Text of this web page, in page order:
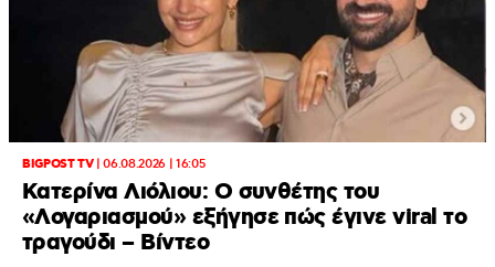
BIGPOST TV|06.08.2026 | 16:05
Κατερίνα Λιόλιου: Ο συνθέτης του
«Λογαριασμού» εξήγησε πώς έγινε viral το
τραγούδι – Βίντεο